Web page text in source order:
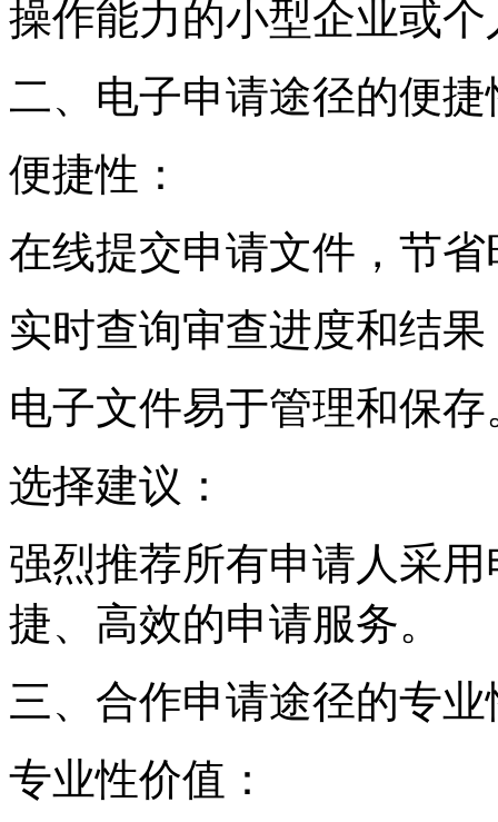
操作能力的小型企业或个
二、电子申请途径的便捷
便捷性：
在线提交申请文件，节
实时查询审查进度和结
电子文件易于管理和保存
选择建议：
强烈推荐所有申请人采
捷、高效的申请服务。
三、合作申请途径的专
专业性价值：